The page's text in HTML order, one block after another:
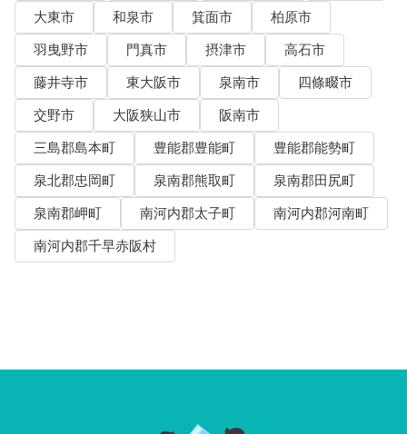
大東市
和泉市 箕面市
柏原市
羽曳野市
門真市 摂津市
高石市
藤井寺市
東大阪市 泉南市
四條畷市
交野市
大阪狭山市
阪南市
三島郡島本町
豊能郡豊能町
豊能郡能勢町
泉北郡忠岡町
泉南郡熊取町
泉南郡田尻町
泉南郡岬町
南河内郡太子町
南河内郡河南町
南河内郡千早赤阪村